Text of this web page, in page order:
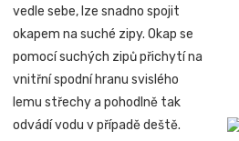
vedle sebe, lze snadno spojit
okapem na suché zipy. Okap se
pomocí suchých zipů přichytí na
vnitřní spodní hranu svislého
lemu střechy a pohodlně tak
odvádí vodu v případě deště.